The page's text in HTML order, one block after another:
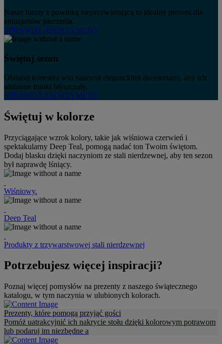
Nasze formy z powłoką nieprzywierającą to idealny prezent dla
entuzjastów pieczenia.
SPRAWDŹ ASORTYMENT
Świętuj sezon
Obdaruj konesera win naszymi eleganckimi akcesoriami, aby ich
ulubione trunki błyszczały.
SPRAWDŹ ASORTYMENT
Świętuj w kolorze
Przyciągające wzrok kolory, takie jak wiśniowa czerwień i
spektakularny Deep Teal, pomogą nadać ton Twoim świętom.
Dodaj blasku dzięki naczyniom ze stali nierdzewnej, aby ten sezon
był naprawdę lśniący.
Wiśniowy.
Deep Teal
Produkty z trzywarstwowej stali nierdzewnej
Potrzebujesz więcej inspiracji?
Poznaj więcej pomysłów na prezenty z naszego świątecznego
katalogu, w tym naczynia w ulubionych kolorach.
Prezenty, które pomogą przyjąć gości
Pomóż uatrakcyjnić ich nakrycie stołu dzięki kolorowym potrawom
lub podaruj im niezbędne a